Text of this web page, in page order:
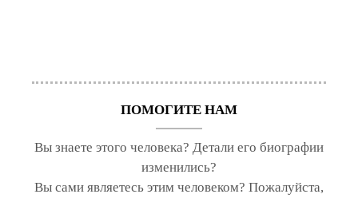
ПОМОГИТЕ НАМ
Вы знаете этого человека? Детали его биографии
изменились?
Вы сами являетесь этим человеком? Пожалуйста,